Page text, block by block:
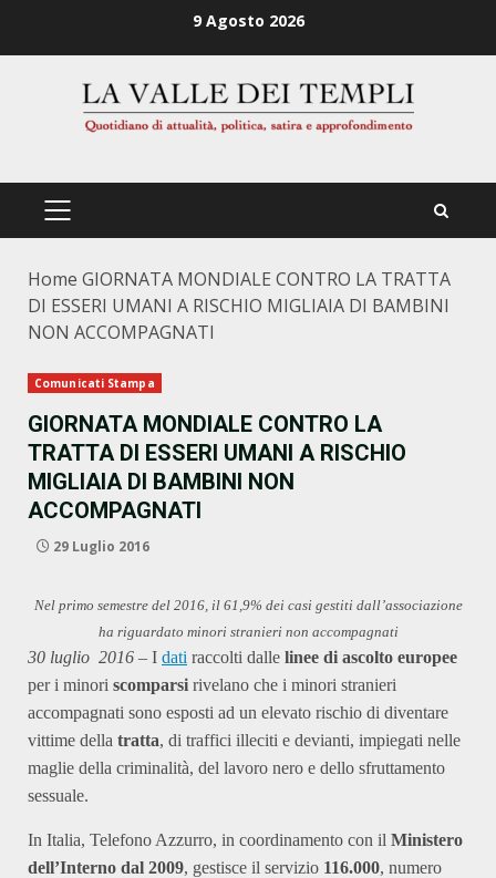
9 Agosto 2026
PRIMÄRES
Home GIORNATA MONDIALE CONTRO LA TRATTA
DI ESSERI UMANI A RISCHIO MIGLIAIA DI BAMBINI
NON ACCOMPAGNATI
Comunicati Stampa
GIORNATA MONDIALE CONTRO LA
TRATTA DI ESSERI UMANI A RISCHIO
MIGLIAIA DI BAMBINI NON
ACCOMPAGNATI
29 Luglio 2016
Nel primo semestre del 2016, il 61,9% dei casi gestiti dall’associazione
ha riguardato minori stranieri non accompagnati
30 luglio 2016 – I dati raccolti dalle linee di ascolto europee
per i minori scomparsi rivelano che i minori stranieri
accompagnati sono esposti ad un elevato rischio di diventare
vittime della tratta, di traffici illeciti e devianti, impiegati nelle
maglie della criminalità, del lavoro nero e dello sfruttamento
sessuale.
In Italia, Telefono Azzurro, in coordinamento con il Ministero
dell’Interno dal 2009, gestisce il servizio 116.000, numero